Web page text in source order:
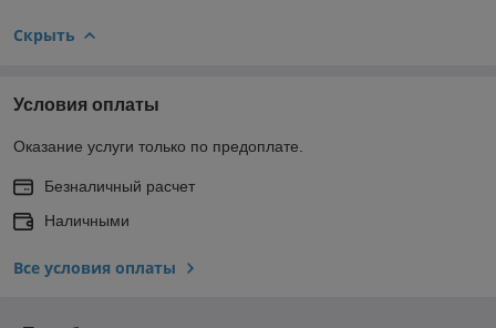
Скрыть
Условия оплаты
Оказание услуги только по предоплате.
Безналичный расчет
Наличными
Все условия оплаты